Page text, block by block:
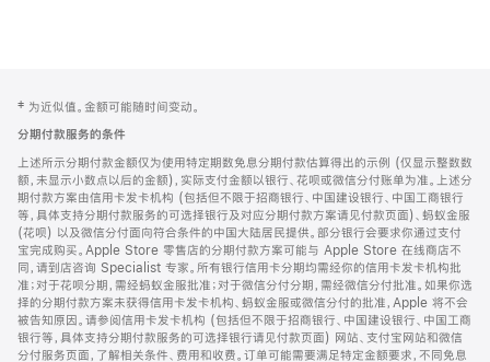
页
页
脚
注
‡ 为近似值。金额可能随时间变动。
分期付款服务的条件
上述所示分期付款金额仅为使用特定期数免息分期付款估算得出的示例 (仅显示整数数
额，未显示小数点以后的金额)，实际支付金额以银行、花呗或微信分付账单为准。上述分
期付款方案由信用卡发卡机构 (包括但不限于招商银行、中国建设银行、中国工商银行
等，具体支持分期付款服务的可选择银行及对应分期付款方案请见付款页面)、蚂蚁金服
(花呗) 以及微信分付面向符合条件的中国大陆居民提供。部分银行会要求你通过支付
宝完成购买。Apple Store 零售店的分期付款方案可能与 Apple Store 在线商店不
同，请到店咨询 Specialist 专家。所有银行信用卡分期均需经你的信用卡发卡机构批
准；对于花呗分期，需经蚂蚁金服批准；对于微信分付分期，需经微信分付批准。如果你选
择的分期付款方案未获得信用卡发卡机构、蚂蚁金服或微信分付的批准，Apple 将不会
被告知原因。请参阅信用卡发卡机构 (包括但不限于招商银行、中国建设银行、中国工商
银行等，具体支持分期付款服务的可选择银行请见付款页面) 网站、支付宝网站和微信
分付服务页面，了解相关条件、费用和收费。订单可能需要满足特定金额要求，不同免息